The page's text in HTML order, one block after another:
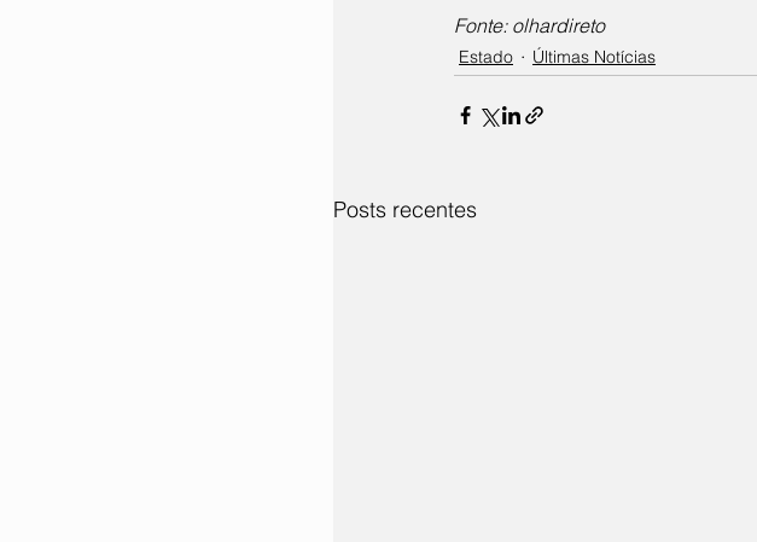
Fonte: olhardireto
Estado Últimas Notícias
Posts recentes